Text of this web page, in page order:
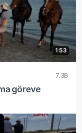
1:53
7.3B
göreve